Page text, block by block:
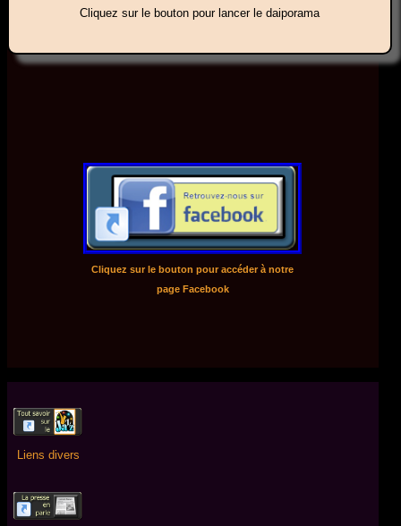
Cliquez sur le bouton pour lancer le daiporama
Cliquez sur le bouton pour accéder à notre
page Facebook
Liens divers